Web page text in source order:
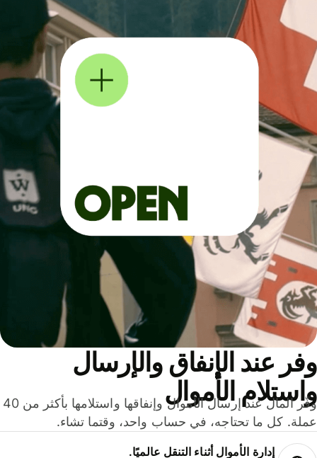
عند الإنفاق والإرسال
الأموال
وفّر المال عند إرسال الأموال وإنفاقها واستلامها بأكثر من 40
كل ما تحتاجه، في حساب واحد، وقتما تشاء.
إدارة الأموال أثناء التنقل عالميًا.